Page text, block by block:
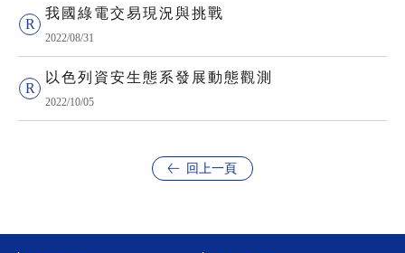
我國綠電交易現況與挑戰
2022/08/31
以色列資安生態系發展動態觀測
2022/10/05
回上一頁